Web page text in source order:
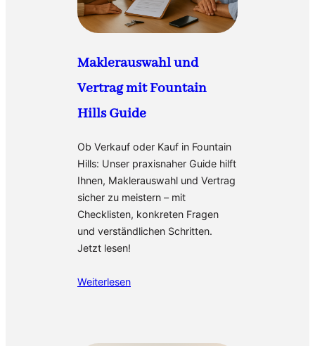
Maklerauswahl und
Vertrag mit Fountain
Hills Guide
Ob Verkauf oder Kauf in Fountain
Hills: Unser praxisnaher Guide hilft
Ihnen, Maklerauswahl und Vertrag
sicher zu meistern – mit
Checklisten, konkreten Fragen
und verständlichen Schritten.
Jetzt lesen!
Weiterlesen